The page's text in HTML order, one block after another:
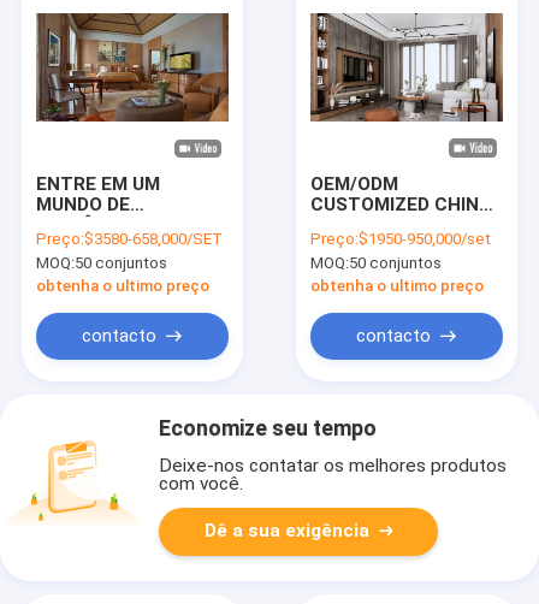
APARTAMENTO FAIA
NOGUEIRA
APARTAMENTO
DE POLYESTER
MOBILEIRO DE
APARTAMENTO
retardante de
incêndio
ENTRE EM UM
MUNDO DE
INIGUALÁVEL COM
NOSSOS
CONJUNTOS DE
COLEÇÃO DE MÓVEIS
PARA
ELEGANTES,
PRECISAMENTE PARA
APARTAMENTOS,
MÓVEIS EM MDF HDF
PARA
APARTAMENTOS
Preço:$3580-658,000/SET
MOQ:50 conjuntos
obtenha o ultimo preço
contacto
OEM/ODM
CUSTOMIZED CHINA
Melhor Preço
Mobiliário de
estrutura de madeira
de villas
Preço:$1950-950,000/set
MOQ:50 conjuntos
obtenha o ultimo preço
contacto
Economize seu tempo
Deixe-nos contatar os melhores produtos
com você.
Dê a sua exigência